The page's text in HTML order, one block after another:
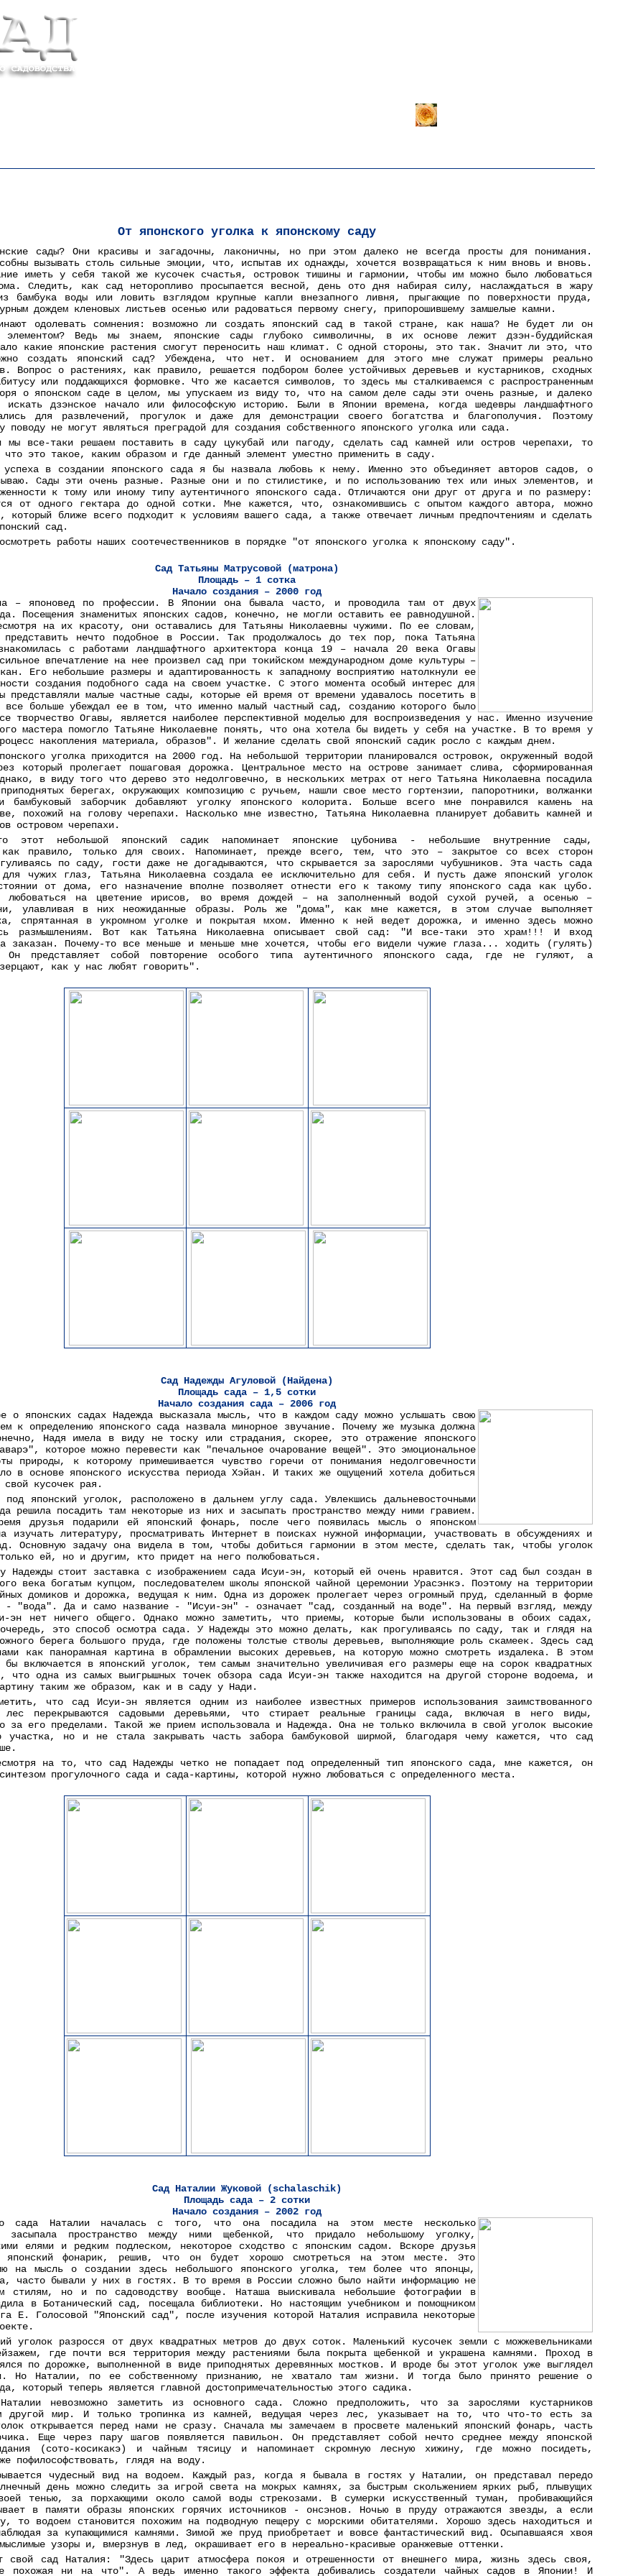
От японского уголка к японскому саду
сады? Они красивы и загадочны, лаконичны, но при этом далеко не всегда просты для понимания.
вызывать столь сильные эмоции, что, испытав их однажды, хочется возвращаться к ним вновь и вновь.
иметь у себя такой же кусочек счастья, островок тишины и гармонии, чтобы им можно было любоваться
Следить, как сад неторопливо просыпается весной, день ото дня набирая силу, наслаждаться в жару
бамбука воды или ловить взглядом крупные капли внезапного ливня, прыгающие по поверхности пруда,
дождем кленовых листьев осенью или радоваться первому снегу, припорошившему замшелые камни.
одолевать сомнения: возможно ли создать японский сад в такой стране, как наша? Не будет ли он
элементом? Ведь мы знаем, японские сады глубоко символичны, в их основе лежит дзэн-буддийская
какие японские растения смогут переносить наш климат. С одной стороны, это так. Значит ли это, что
создать японский сад? Убеждена, что нет. И основанием для этого мне служат примеры реально
Вопрос о растениях, как правило, решается подбором более устойчивых деревьев и кустарников, сходных
или поддающихся формовке. Что же касается символов, то здесь мы сталкиваемся с распространенным
о японском саде в целом, мы упускаем из виду то, что на самом деле сады эти очень разные, и далеко
дзэнское начало или философскую историю. Были в Японии времена, когда шедевры ландшафтного
для развлечений, прогулок и даже для демонстрации своего богатства и благополучия. Поэтому
поводу не могут являться преградой для создания собственного японского уголка или сада.
мы все-таки решаем поставить в саду цукубай или пагоду, сделать сад камней или остров черепахи, то
что это такое, каким образом и где данный элемент уместно применить в саду.
в создании японского сада я бы назвала любовь к нему. Именно это объединяет авторов садов, о
Сады эти очень разные. Разные они и по стилистике, и по использованию тех или иных элементов, и
к тому или иному типу аутентичного японского сада. Отличаются они друг от друга и по размеру:
от одного гектара до одной сотки. Мне кажется, что, ознакомившись с опытом каждого автора, можно
который ближе всего подходит к условиям вашего сада, а также отвечает личным предпочтениям и сделать
сад.
работы наших соотечественников в порядке "от японского уголка к японскому саду".
Сад Татьяны Матрусовой (матрона)
Площадь – 1 сотка
Начало создания – 2000 год
– японовед по профессии. В Японии она бывала часто, и проводила там от двух
Посещения знаменитых японских садов, конечно, не могли оставить ее равнодушной.
на их красоту, они оставались для Татьяны Николаевны чужими. По ее словам,
представить нечто подобное в России. Так продолжалось до тех пор, пока Татьяна
с работами ландшафтного архитектора конца 19 – начала 20 века Огавы
впечатление на нее произвел сад при токийском международном доме культуры –
Его небольшие размеры и адаптированность к западному восприятию натолкнули ее
создания подобного сада на своем участке. С этого момента особый интерес для
представляли малые частные сады, которые ей время от времени удавалось посетить в
все больше убеждал ее в том, что именно малый частный сад, созданию которого было
творчество Огавы, является наиболее перспективной моделью для воспроизведения у нас. Именно изучение
мастера помогло Татьяне Николаевне понять, что она хотела бы видеть у себя на участке. В то время у
накопления материала, образов". И желание сделать свой японский садик росло с каждым днем.
уголка приходится на 2000 год. На небольшой территории планировался островок, окруженный водой
который пролегает пошаговая дорожка. Центральное место на острове занимает слива, сформированная
в виду того что дерево это недолговечно, в нескольких метрах от него Татьяна Николаевна посадила
берегах, окружающих композицию с ручьем, нашли свое место гортензии, папоротники, волжанки
заборчик добавляют уголку японского колорита. Больше всего мне понравился камень на
похожий на голову черепахи. Насколько мне известно, Татьяна Николаевна планирует добавить камней и
островом черепахи.
этот небольшой японский садик напоминает японские цубонива - небольшие внутренние сады,
как правило, только для своих. Напоминает, прежде всего, тем, что это – закрытое со всех сторон
по саду, гости даже не догадываются, что скрывается за зарослями чубушников. Эта часть сада
для чужих глаз, Татьяна Николаевна создала ее исключительно для себя. И пусть даже японский уголок
от дома, его назначение вполне позволяет отнести его к такому типу японского сада как цубо.
любоваться на цветение ирисов, во время дождей – на заполненный водой сухой ручей, а осенью –
улавливая в них неожиданные образы. Роль же "дома", как мне кажется, в этом случае выполняет
спрятанная в укромном уголке и покрытая мхом. Именно к ней ведет дорожка, и именно здесь можно
размышлениям. Вот как Татьяна Николаевна описывает свой сад: "И все-таки это храм!!! И вход
заказан. Почему-то все меньше и меньше мне хочется, чтобы его видели чужие глаза... ходить (гулять)
представляет собой повторение особого типа аутентичного японского сада, где не гуляют, а
как у нас любят говорить".
Сад Надежды Агуловой (Найдена)
Площадь сада – 1,5 сотки
Начало создания сада – 2006 год
о японских садах Надежда высказала мысль, что в каждом саду можно услышать свою
к определению японского сада назвала минорное звучание. Почему же музыка должна
Надя имела в виду не тоску или страдания, скорее, это отражение японского
которое можно перевести как "печальное очарование вещей". Это эмоциональное
природы, к которому примешивается чувство горечи от понимания недолговечности
в основе японского искусства периода Хэйан. И таких же ощущений хотела добиться
свой кусочек рая.
под японский уголок, расположено в дальнем углу сада. Увлекшись дальневосточными
решила посадить там некоторые из них и засыпать пространство между ними гравием.
друзья подарили ей японский фонарь, после чего появилась мысль о японском
изучать литературу, просматривать Интернет в поисках нужной информации, участвовать в обсуждениях и
Основную задачу она видела в том, чтобы добиться гармонии в этом месте, сделать так, чтобы уголок
ей, но и другим, кто придет на него полюбоваться.
Надежды стоит заставка с изображением сада Исуи-эн, который ей очень нравится. Этот сад был создан в
века богатым купцом, последователем школы японской чайной церемонии Урасэнкэ. Поэтому на территории
домиков и дорожка, ведущая к ним. Одна из дорожек пролегает через огромный пруд, сделанный в форме
- "вода". Да и само название - "Исуи-эн" - означает "сад, созданный на воде". На первый взгляд, между
эн нет ничего общего. Однако можно заметить, что приемы, которые были использованы в обоих садах,
это способ осмотра сада. У Надежды это можно делать, как прогуливаясь по саду, так и глядя на
берега большого пруда, где положены толстые стволы деревьев, выполняющие роль скамеек. Здесь сад
как панорамная картина в обрамлении высоких деревьев, на которую можно смотреть издалека. В этом
бы включается в японский уголок, тем самым значительно увеличивая его размеры еще на сорок квадратных
что одна из самых выигрышных точек обзора сада Исуи-эн также находится на другой стороне водоема, и
таким же образом, как и в саду у Нади.
что сад Исуи-эн является одним из наиболее известных примеров использования заимствованного
перекрываются садовыми деревьями, что стирает реальные границы сада, включая в него виды,
за его пределами. Такой же прием использовала и Надежда. Она не только включила в свой уголок высокие
участка, но и не стала закрывать часть забора бамбуковой ширмой, благодаря чему кажется, что сад
на то, что сад Надежды четко не попадает под определенный тип японского сада, мне кажется, он
прогулочного сада и сада-картины, которой нужно любоваться с определенного места.
Сад Наталии Жуковой (schalaschik)
Площадь сада – 2 сотки
Начало создания – 2002 год
сада Наталии началась с того, что она посадила на этом месте несколько
засыпала пространство между ними щебенкой, что придало небольшому уголку,
елями и редким подлеском, некоторое сходство с японским садом. Вскоре друзья
японский фонарик, решив, что он будет хорошо смотреться на этом месте. Это
на мысль о создании здесь небольшого японского уголка, тем более что японцы,
часто бывали у них в гостях. В то время в России сложно было найти информацию не
стилям, но и по садоводству вообще. Наташа выискивала небольшие фотографии в
в Ботанический сад, посещала библиотеки. Но настоящим учебником и помощником
Е. Голосовой "Японский сад", после изучения которой Наталия исправила некоторые
уголок разросся от двух квадратных метров до двух соток. Маленький кусочек земли с можжевельниками
где почти вся территория между растениями была покрыта щебенкой и украшена камнями. Проход в
по дорожке, выполненной в виде приподнятых деревянных мостков. И вроде бы этот уголок уже выглядел
Но Наталии, по ее собственному признанию, не хватало там жизни. И тогда было принято решение о
который теперь является главной достопримечательностью этого садика.
невозможно заметить из основного сада. Сложно предположить, что за зарослями кустарников
другой мир. И только тропинка из камней, ведущая через лес, указывает на то, что что-то есть за
открывается перед нами не сразу. Сначала мы замечаем в просвете маленький японский фонарь, часть
Еще через пару шагов появляется павильон. Он представляет собой нечто среднее между японской
(сото-косикакэ) и чайным тясицу и напоминает скромную лесную хижину, где можно посидеть,
пофилософствовать, глядя на воду.
чудесный вид на водоем. Каждый раз, когда я бывала в гостях у Наталии, он представал передо
день можно следить за игрой света на мокрых камнях, за быстрым скольжением ярких рыб, плывущих
тенью, за порхающими около самой воды стрекозами. В сумерки искусственный туман, пробивающийся
в памяти образы японских горячих источников - онсэнов. Ночью в пруду отражаются звезды, а если
то водоем становится похожим на подводную пещеру с морскими обитателями. Хорошо здесь находиться и
за купающимися камнями. Зимой же пруд приобретает и вовсе фантастический вид. Осыпавшаяся хвоя
узоры и, вмерзнув в лед, окрашивает его в нереально-красивые оранжевые оттенки.
свой сад Наталия: "Здесь царит атмосфера покоя и отрешенности от внешнего мира, жизнь здесь своя,
похожая ни на что". А ведь именно такого эффекта добивались создатели чайных садов в Японии! И